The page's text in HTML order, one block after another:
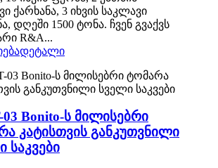
ქარხანა, 3 იხვის საკლავი
დღეში 1500 ტონა. ჩვენ გვაქვს
R&A...
დეტალი
03 Bonito-ს მილისებრი
კატისთვის განკუთვნილი
საკვები